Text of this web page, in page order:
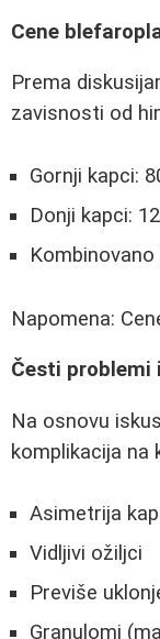
Cene
Prema
zavisnosti od
Gornji kapci:
Donji kapci:
Napomena:
Česti problemi
Na osnovu
komplikacija na
Asimetrija
Vidljivi ožiljci
Previše
Granulomi